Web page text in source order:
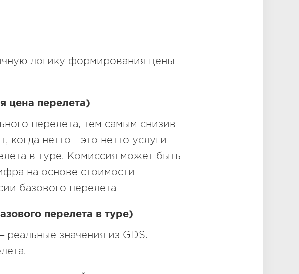
логику формирования цены
цена перелета)
перелета, тем самым снизив
когда нетто - это нетто услуги
в туре. Комиссия может быть
на основе стоимости
базового перелета
перелета в туре)
значения из GDS.